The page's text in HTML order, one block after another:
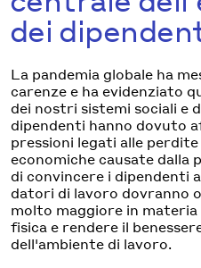
dei
La pandemia globale ha
carenze e ha evidenziato
dei nostri sistemi sociali e
dipendenti hanno dovuto
pressioni legati alle
economiche causate dalla
di convincere i dipendenti
datori di lavoro dovranno
molto maggiore in materia
fisica e rendere il
dell'ambiente di lavoro.